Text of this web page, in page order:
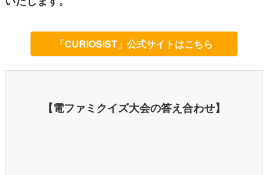
「CURIOSIST」公式サイトはこちら
【電ファミクイズ大会の答え合わせ】